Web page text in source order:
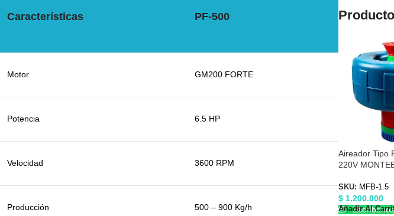
Características PF-500
Motor GM200 FORTE
Potencia 6.5 HP
Velocidad 3600 RPM
Producción 500 – 900 Kg/h
Aireador Tipo
220V
SKU: MFB-1.5
$ 1.200.000
Añadir Al